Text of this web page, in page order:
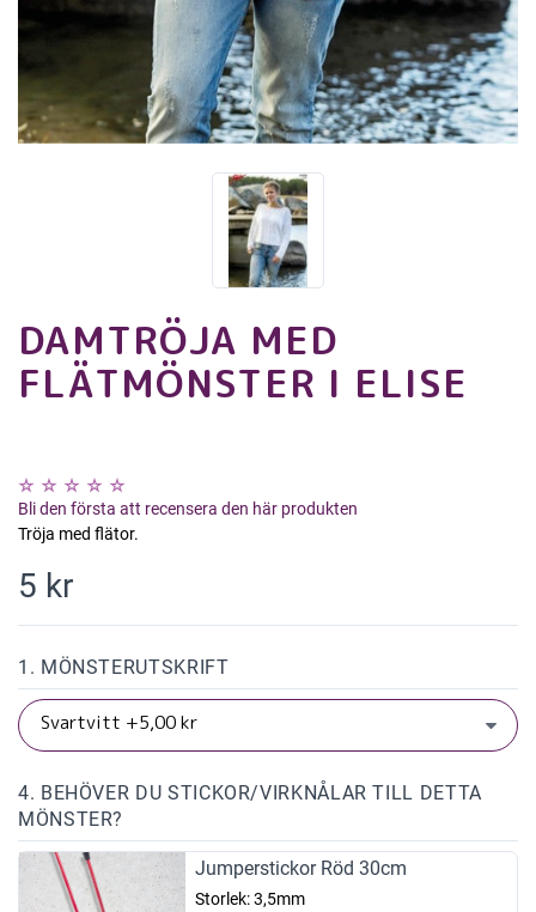
DAMTRÖJA MED
FLÄTMÖNSTER I ELISE
Bli den första att recensera den här produkten
Tröja med flätor.
5 kr
1. MÖNSTERUTSKRIFT
4. BEHÖVER DU STICKOR/VIRKNÅLAR TILL DETTA
MÖNSTER?
Jumperstickor Röd 30cm
Storlek:3,5mm